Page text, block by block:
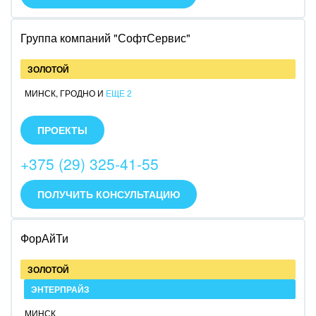
Ювелирное дело
Юриспруденция
Группа компаний "СофтСервис"
ЗОЛОТОЙ
МИНСК, ГРОДНО И ЕЩЕ 2
Битрикс24 (от продажи до доработки)! Более 25 лет
в бизнес-сегменте страны. Официальный партнер
ПВТ.
ПРОЕКТЫ
+375 (29) 325-41-55
ПОЛУЧИТЬ КОНСУЛЬТАЦИЮ
ФорАйТи
ЗОЛОТОЙ
ЭНТЕРПРАЙЗ
МИНСК